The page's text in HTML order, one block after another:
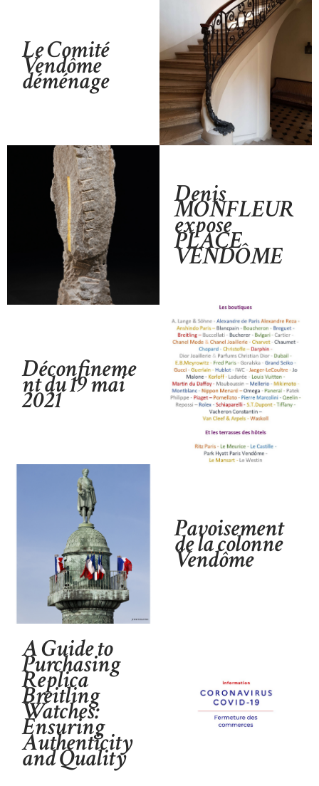
Le Comité
Vendôme
déménage
Denis
MONFLEUR
expose
PLACE
VENDÔME
Déconfineme
nt du 19 mai
2021
Pavoisement
de la colonne
Vendôme
A Guide to
Purchasing
Replica
Breitling
Watches:
Ensuring
Authenticity
and Quality